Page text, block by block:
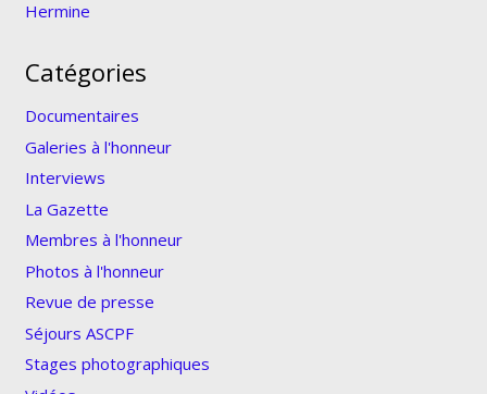
Hermine
Catégories
Documentaires
Galeries à l'honneur
Interviews
La Gazette
Membres à l'honneur
Photos à l'honneur
Revue de presse
Séjours ASCPF
Stages photographiques